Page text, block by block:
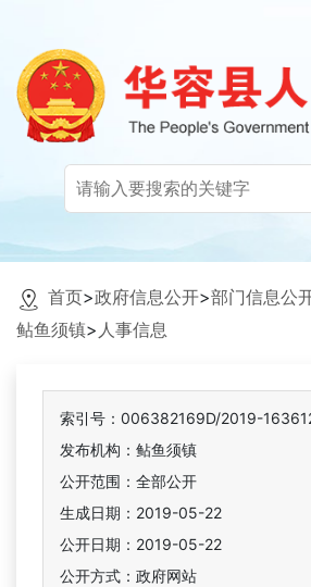
首页>政府信息公开>部门信息公
鲇鱼须镇> 人事信息
索引号：006382169D/2019-
发布机构：鲇鱼须镇
公开范围：全部公开
生成日期：2019-05-22
公开日期：2019-05-22
公开方式：政府网站